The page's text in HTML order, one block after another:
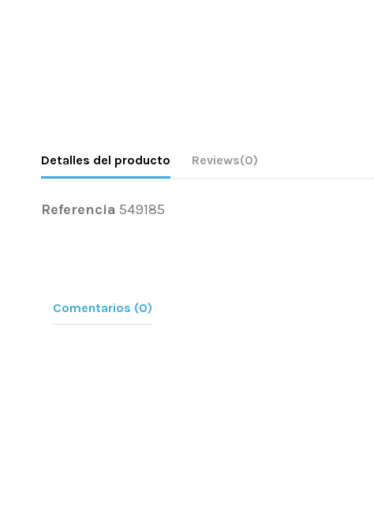
Detalles del producto Reviews(0)
Referencia 549185
Comentarios (0)